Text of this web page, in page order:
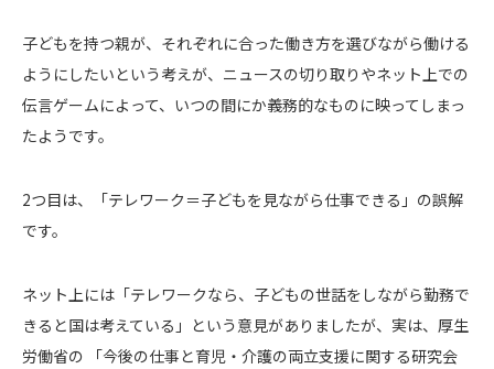
子どもを持つ親が、それぞれに合った働き方を選びながら働ける
ようにしたいという考えが、ニュースの切り取りやネット上での
伝言ゲームによって、いつの間にか義務的なものに映ってしまっ
たようです。
2つ目は、「テレワーク＝子どもを見ながら仕事できる」の誤解
です。
ネット上には「テレワークなら、子どもの世話をしながら勤務で
きると国は考えている」という意見がありましたが、実は、厚生
労働省の 「今後の仕事と育児・介護の両立支援に関する研究会